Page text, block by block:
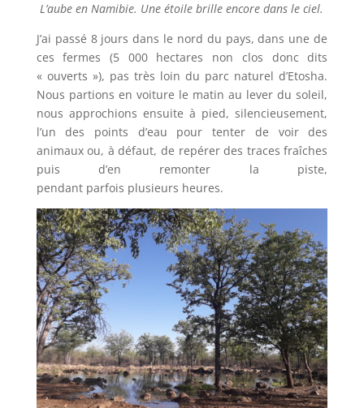
L’aube en Namibie. Une étoile brille encore dans le ciel.
J’ai passé 8 jours dans le nord du pays, dans une de
ces fermes (5 000 hectares non clos donc dits
« ouverts »), pas très loin du parc naturel d’Etosha.
Nous partions en voiture le matin au lever du soleil,
nous approchions ensuite à pied, silencieusement,
l’un des points d’eau pour tenter de voir des
animaux ou, à défaut, de repérer des traces fraîches
puis d’en remonter la piste,
pendant parfois plusieurs heures.